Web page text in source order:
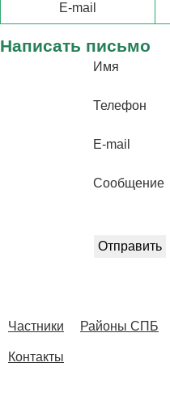
E-mail
Написать письмо
Имя
Телефон
E-mail
Сообщение
Частники Районы СПБ
Контакты